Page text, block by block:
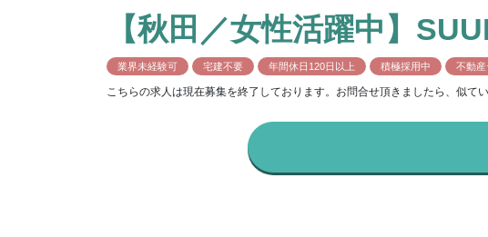
【秋田／女性活躍中】
業界未経験可 宅建不要 年間休日120日以上 積極採用中 不動産
こちらの求人は現在募集を終了しております。お問合せ頂きましたら、似て